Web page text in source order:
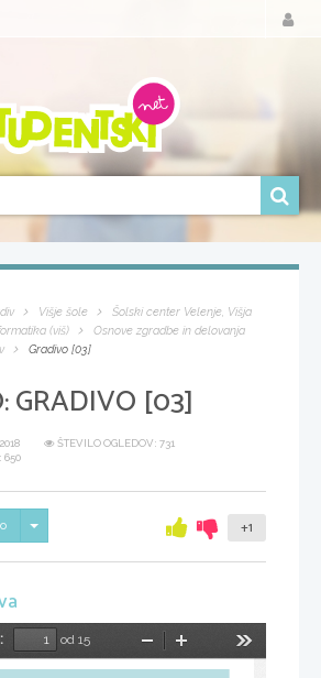
Višje šole
Šolski center Velenje, Višja
(viš)
Osnove zgradbe in delovanja
Gradivo [03]
GRADIVO [03]
ŠTEVILO OGLEDOV: 731
650
Skrij/prikaži meni +1
od 15
Pomanjšaj